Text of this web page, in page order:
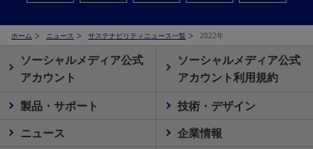
ホーム ニュース サステナビリティニュース一覧 2022年
ソーシャルメディア公式
アカウント
ソーシャルメディア公式
アカウント利用規約
製品・サポート
技術・デザイン
ニュース
企業情報